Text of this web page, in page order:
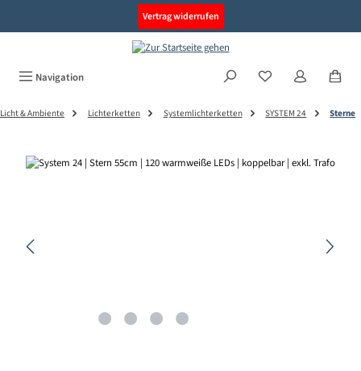
Vertrag widerrufen
Navigation
Licht & Ambiente Lichterketten Systemlichterketten SYSTEM 24 Sterne
Bildergalerie überspringen